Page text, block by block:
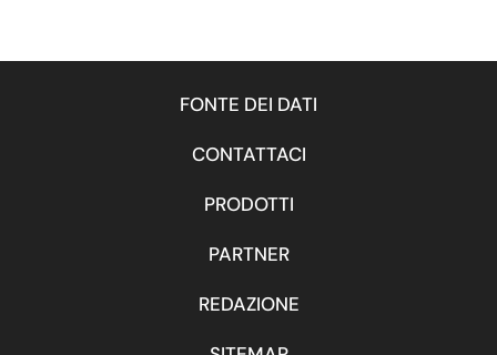
FONTE DEI DATI
CONTATTACI
PRODOTTI
PARTNER
REDAZIONE